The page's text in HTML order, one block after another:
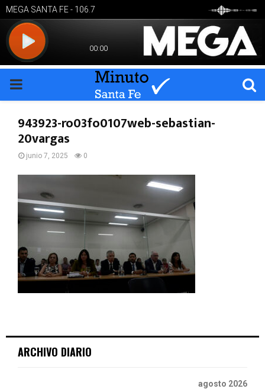
PRIMARY
MENU
943923-ro03fo0107web-sebastian-
20vargas
junio 7, 2025 0
ARCHIVO DIARIO
agosto 2026